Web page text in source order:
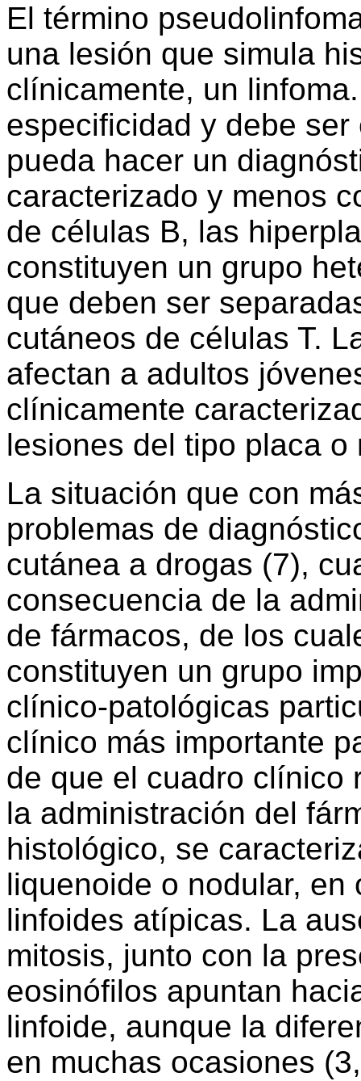
El término
una lesión que simula
clínicamente, un
especificidad y debe
pueda hacer un
caracterizado y menos
de células B, las
constituyen un grupo
que deben ser
cutáneos de células T.
afectan a adultos
clínicamente
lesiones del tipo placa o
La situación que con
problemas de
cutánea a drogas (7),
consecuencia de la
de fármacos, de los
constituyen un grupo
clínico-patológicas
clínico más importante
de que el cuadro clínico
la administración del
histológico, se
liquenoide o nodular,
linfoides atípicas. La
mitosis, junto con la
eosinófilos apuntan
linfoide, aunque la
en muchas ocasiones